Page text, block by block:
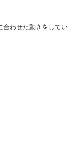
合わせた動きをしてい